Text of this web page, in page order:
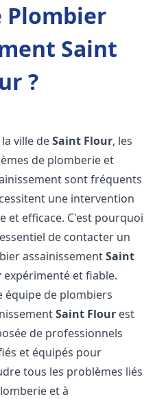
Plombier
Saint
?
la ville deSaint Flour, les
de plomberie et
sont fréquents
une intervention
et efficace. C'est pourquoi
de contacter un
assainissementSaint
expérimenté et fiable.
équipe de plombiers
Saint Flour est
de professionnels
et équipés pour
tous les problèmes liés
et à